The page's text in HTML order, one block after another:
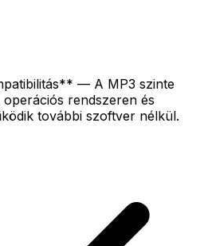
— A MP3 szinte
rendszeren és
további szoftver nélkül.